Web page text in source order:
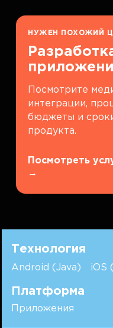
НУЖЕН ПОХОЖИЙ
Посмотрите
интеграции,
бюджеты и
продукта.
Посмотреть
→
Технология
Android (Java) iOS
Платформа
Приложения